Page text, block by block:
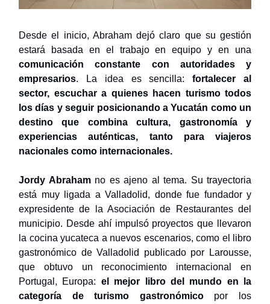
Desde el inicio, Abraham dejó claro que su gestión
estará basada en el trabajo en equipo y en una
comunicación constante con autoridades y
empresarios. La idea es sencilla:fortalecer al
sector, escuchar a quienes hacen turismo todos
los días y seguir posicionando a Yucatán como un
destino que combina cultura, gastronomía y
experiencias auténticas, tanto para viajeros
nacionales como internacionales.
Jordy Abrahamno es ajeno al tema. Su trayectoria
está muy ligada a Valladolid, donde fue fundador y
expresidente de la Asociación de Restaurantes del
municipio. Desde ahí impulsó proyectos que llevaron
la cocina yucateca a nuevos escenarios, como el libro
gastronómico de Valladolid publicado por Larousse,
que obtuvo un reconocimiento internacional en
Portugal, Europa: el mejor libro del mundo en la
categoría de turismo gastronómicopor los